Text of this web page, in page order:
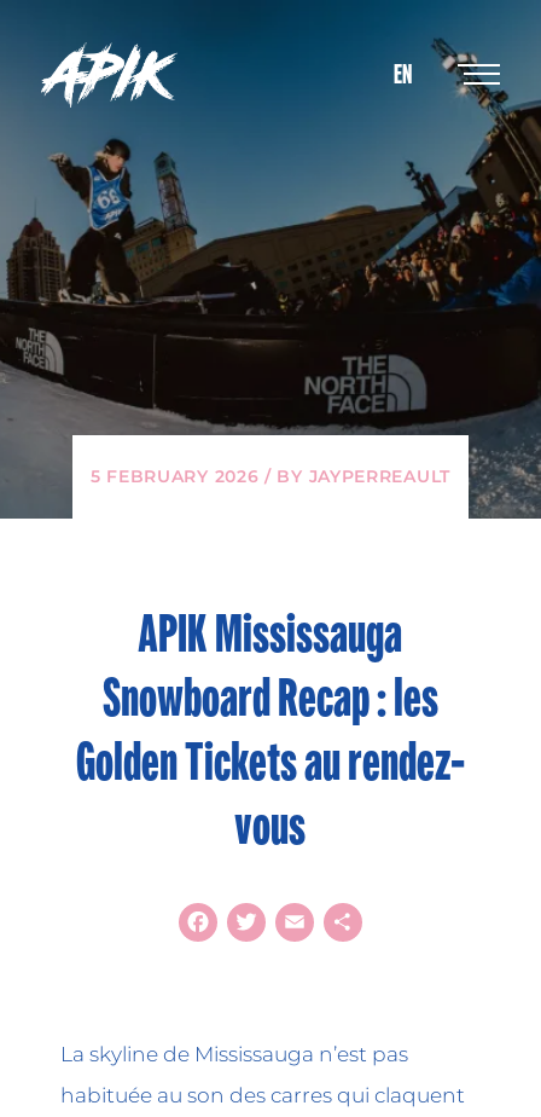
EN
APIK Mississauga
Snowboard Recap : les
Golden Tickets au rendez-
vous
5 FEBRUARY 2026 / BY JAYPERREAULT
Facebook
Twitter
EmailShare
La skyline de Mississauga n’est pas
habituée au son des carres qui claquent